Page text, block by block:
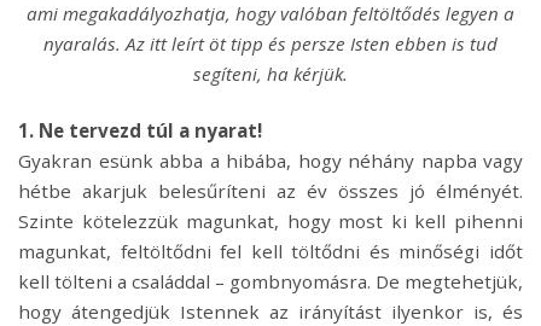
ami megakadályozhatja, hogy valóban feltöltődés legyen a
nyaralás. Az itt leírt öt tipp és persze Isten ebben is tud
segíteni, ha kérjük.
1. Ne tervezd túl a nyarat!
Gyakran esünk abba a hibába, hogy néhány napba vagy
hétbe akarjuk belesűríteni az év összes jó élményét.
Szinte kötelezzük magunkat, hogy most ki kell pihenni
magunkat, feltöltődni fel kell töltődni és minőségi időt
kell tölteni a családdal – gombnyomásra. De megtehetjük,
hogy átengedjük Istennek az irányítást ilyenkor is, és